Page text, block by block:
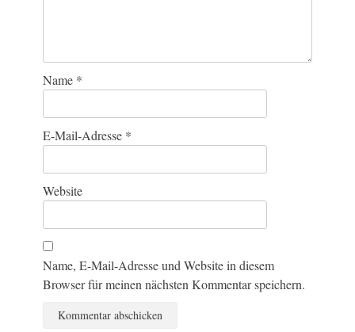
Name *
E-Mail-Adresse *
Website
Name, E-Mail-Adresse und Website in diesem
Browser für meinen nächsten Kommentar speichern.